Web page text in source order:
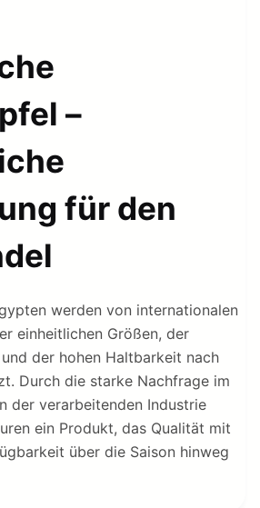
–
für den
werden von internationalen
einheitlichen Größen, der
der hohen Haltbarkeit nach
Durch die starke Nachfrage im
der verarbeitenden Industrie
ein Produkt, das Qualität mit
über die Saison hinweg